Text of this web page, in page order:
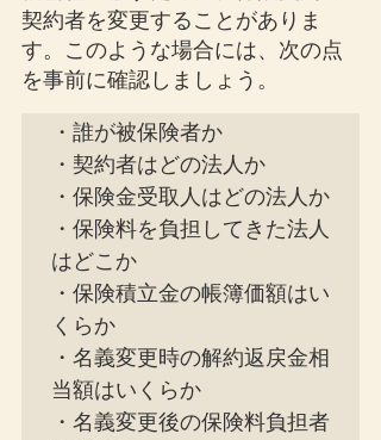
契約者を変更することがありま
す。このような場合には、次の点
を事前に確認しましょう。
・誰が被保険者か
・契約者はどの法人か
・保険金受取人はどの法人か
・保険料を負担してきた法人
はどこか
・保険積立金の帳簿価額はい
くらか
・名義変更時の解約返戻金相
当額はいくらか
・名義変更後の保険料負担者